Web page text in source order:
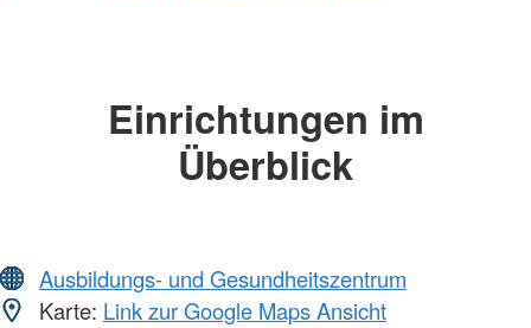
Einrichtungen im
Überblick
Ausbildungs- und Gesundheitszentrum
Karte: Link zur Google Maps Ansicht